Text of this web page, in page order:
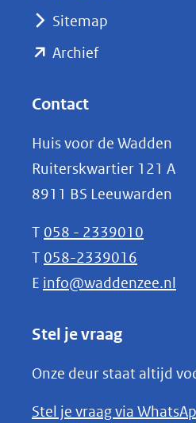
naar
Sitemap
Archief(opent
(verwijst
naar
een
andere
website)
Contact
Huis voor de Wadden
Ruiterskwartier 121 A
8911 BS Leeuwarden
T 058 - 2339010
T 058-2339016
E info@waddenzee.nl
Stel je vraag
Onze deur staat altijd
Stel je vraag via